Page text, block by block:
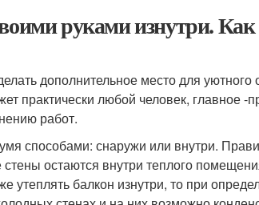
руками изнутри.
дополнительное место для
практически любой человек, главное
работ.
способами: снаружи или внутри.
остаются внутри теплого
утеплять балкон изнутри, то при